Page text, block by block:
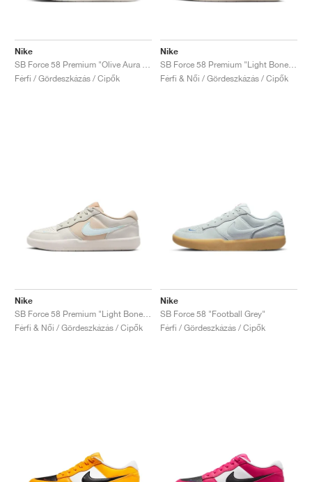
Nike
Férfi / Gördeszkázás / Cipők
Nike
Férfi & Női / Gördeszkázás / Cipők
Nike
Férfi & Női / Gördeszkázás / Cipők
Nike
SB Force 58 "Football Grey"
Férfi / Gördeszkázás / Cipők